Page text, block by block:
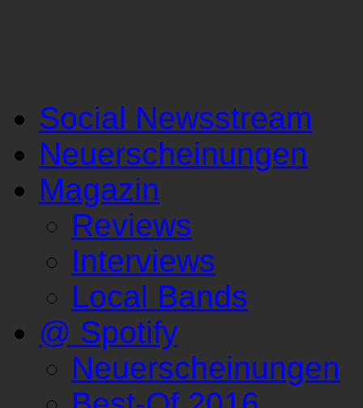
Social Newsstream
Neuerscheinungen
Magazin
Reviews
Interviews
Local Bands
@ Spotify
Neuerscheinungen